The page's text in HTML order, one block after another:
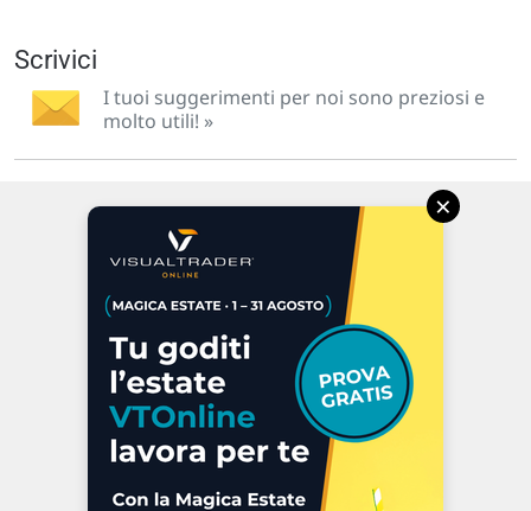
Scrivici
I tuoi suggerimenti per noi sono preziosi e
molto utili! »
Via Macanno, 38/A
P.IVA 02 452 460 401
Chi siamo
Commenti e segnalazioni
Contattaci
×